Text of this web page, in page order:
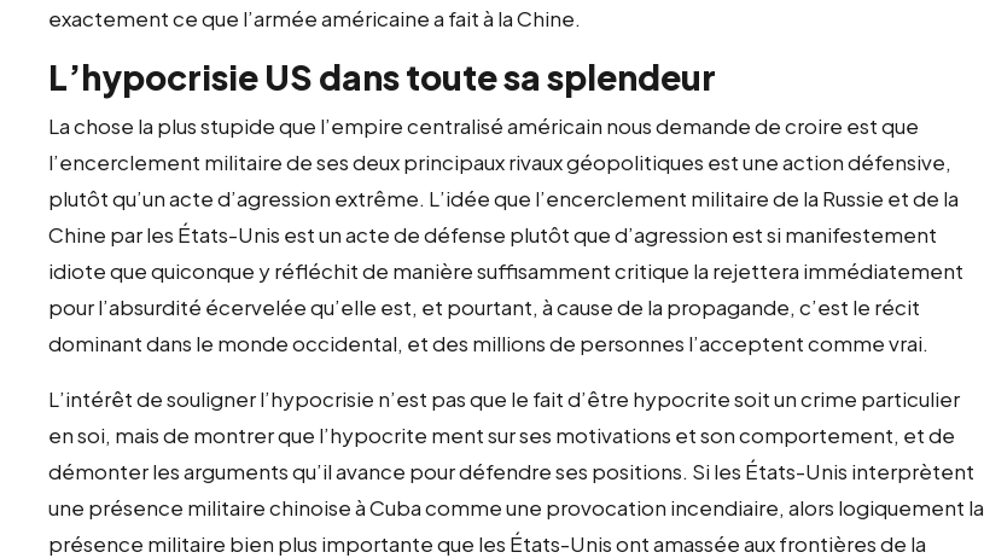
exactement ce que l’armée américaine a fait à la Chine.
L’hypocrisie US dans toute sa splendeur
La chose la plus stupide que l’empire centralisé américain nous demande de croire est que
l’encerclement militaire de ses deux principaux rivaux géopolitiques est une action défensive,
plutôt qu’un acte d’agression extrême. L’idée que l’encerclement militaire de la Russie et de la
Chine par les États-Unis est un acte de défense plutôt que d’agression est si manifestement
idiote que quiconque y réfléchit de manière suffisamment critique la rejettera immédiatement
pour l’absurdité écervelée qu’elle est, et pourtant, à cause de la propagande, c’est le récit
dominant dans le monde occidental, et des millions de personnes l’acceptent comme vrai.
L’intérêt de souligner l’hypocrisie n’est pas que le fait d’être hypocrite soit un crime particulier
en soi, mais de montrer que l’hypocrite ment sur ses motivations et son comportement, et de
démonter les arguments qu’il avance pour défendre ses positions. Si les États-Unis interprètent
une présence militaire chinoise à Cuba comme une provocation incendiaire, alors logiquement la
présence militaire bien plus importante que les États-Unis ont amassée aux frontières de la